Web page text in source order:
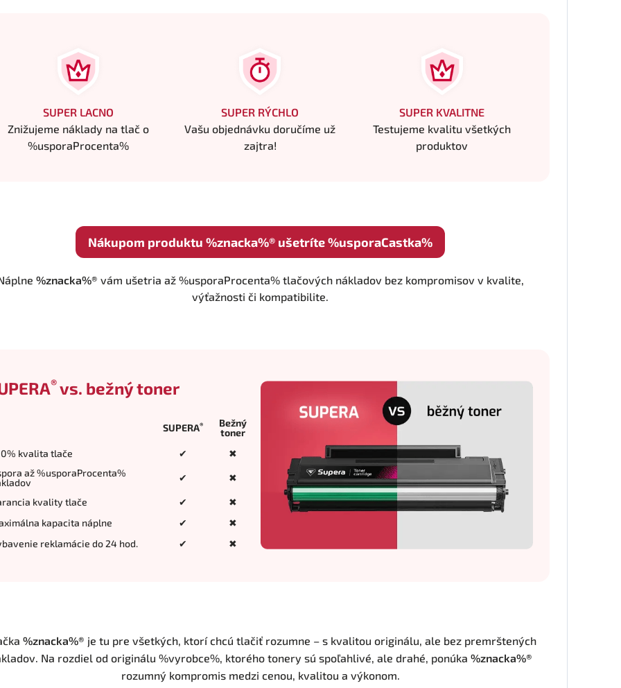
SUPER LACNO
Znižujeme náklady na tlač o
%usporaProcenta%
SUPER RÝCHLO
Vašu objednávku doručíme už
zajtra!
SUPER KVALITNE
Testujeme kvalitu všetkých
produktov
Nákupom produktu %znacka%® ušetríte %usporaCastka%
%znacka%® vám ušetria až %usporaProcenta% tlačových nákladov bez kompromisov v kvalite,
výťažnosti či kompatibilite.
®vs. bežný toner
SUPERA®
Bežný
toner
kvalita tlače
✔
✖
až %usporaProcenta%
✔ ✖
kvality tlače ✔
✖
kapacita náplne
✔
✖
reklamácie do 24 hod.
✔ ✖
%znacka%® je tu pre všetkých, ktorí chcú tlačiť rozumne – s kvalitou originálu, ale bez premrštených
Na rozdiel od originálu %vyrobce%, ktorého tonery sú spoľahlivé, ale drahé, ponúka %znacka%®
rozumný kompromis medzi cenou, kvalitou a výkonom.